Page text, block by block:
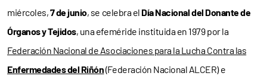
miércoles,7 de junio, se celebra el Día Nacional del Donante de
Órganos y Tejidos, una efeméride instituida en 1979 por la
Federación Nacional de Asociaciones para la Lucha Contra las
Enfermedades del Riñón(Federación Nacional ALCER) e